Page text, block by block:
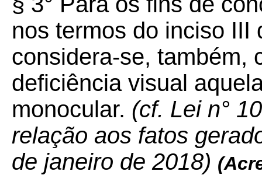
nos termos do inciso III
considera-se, também,
deficiência visual
monocular. (cf. Lei n°
relação aos fatos
de janeiro de 2018)